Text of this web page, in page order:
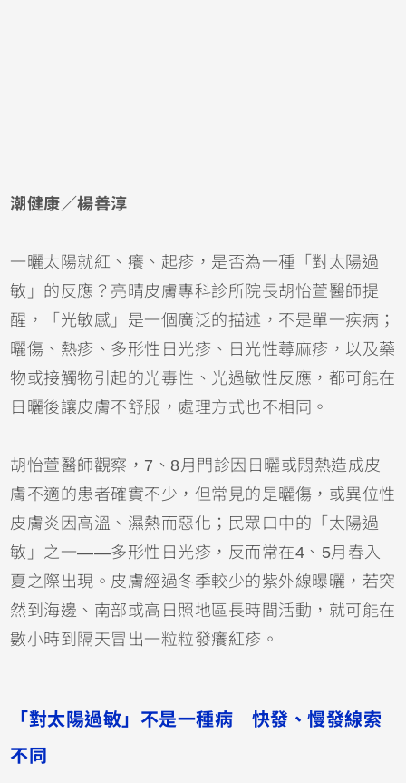
潮健康／楊善淳
一曬太陽就紅、癢、起疹，是否為一種「對太陽過
敏」的反應？亮晴皮膚專科診所院長胡怡萱醫師提
醒，「光敏感」是一個廣泛的描述，不是單一疾病；
曬傷 、熱疹、多形性日光疹、日光性蕁麻疹 ，以及藥
物或接觸物引起的光毒性、光過敏性反應，都可能在
日曬後讓皮膚不舒服，處理方式也不相同。
胡怡萱醫師觀察，7、8月門診因日曬或悶熱造成皮
膚不適的患者確實不少，但常見的是曬傷，或異位性
皮膚炎 因高溫、濕熱而惡化；民眾口中的「太陽過
敏」之一——多形性日光疹，反而常在4、5月春入
夏之際出現。皮膚經過冬季較少的紫外線曝曬，若突
然到海邊、南部或高日照地區長時間活動，就可能在
數小時到隔天冒出一粒粒發癢紅疹。
「對太陽過敏」不是一種病 快發、慢發線索
不同